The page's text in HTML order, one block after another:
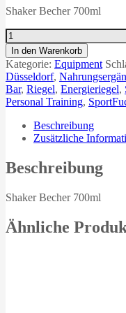
Shaker Becher 700ml
Shaker
Becher
700ml
Menge
In den Warenkorb
Kategorie: Equipment
Düsseldorf,
Bar, Riegel, Energieriegel,
Personal Training,
Beschreibung
Zusätzliche
Beschreibung
Shaker Becher 700ml
Ähnliche